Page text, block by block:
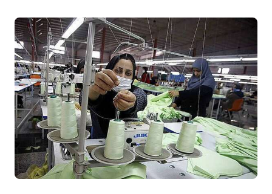
اقتصاد
جهان
بازار
و
تجارت
کشاورزی